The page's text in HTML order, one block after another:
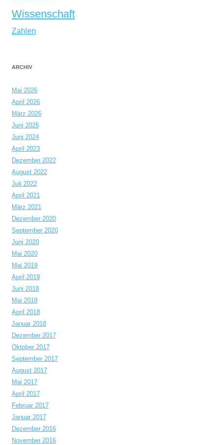
Wissenschaft
Zahlen
ARCHIV
Mai 2026
April 2026
März 2026
Juni 2025
Juni 2024
April 2023
Dezember 2022
August 2022
Juli 2022
April 2021
März 2021
Dezember 2020
September 2020
Juni 2020
Mai 2020
Mai 2019
April 2019
Juni 2018
Mai 2018
April 2018
Januar 2018
Dezember 2017
Oktober 2017
September 2017
August 2017
Mai 2017
April 2017
Februar 2017
Januar 2017
Dezember 2016
November 2016